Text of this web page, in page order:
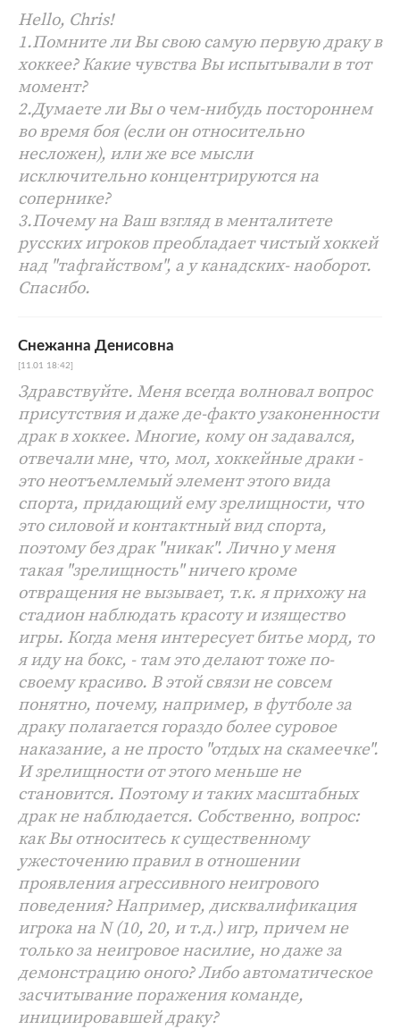
Hello, Chris!
1.Помните ли Вы свою самую первую драку в
хоккее? Какие чувства Вы испытывали в тот
момент?
2.Думаете ли Вы о чем-нибудь постороннем
во время боя (если он относительно
несложен), или же все мысли
исключительно концентрируются на
сопернике?
3.Почему на Ваш взгляд в менталитете
русских игроков преобладает чистый хоккей
над "тафгайством", а у канадских- наоборот.
Спасибо.
Снежанна Денисовна
[11.01 18:42]
Здравствуйте. Меня всегда волновал вопрос
присутствия и даже де-факто узаконенности
драк в хоккее. Многие, кому он задавался,
отвечали мне, что, мол, хоккейные драки -
это неотъемлемый элемент этого вида
спорта, придающий ему зрелищности, что
это силовой и контактный вид спорта,
поэтому без драк "никак". Лично у меня
такая "зрелищность" ничего кроме
отвращения не вызывает, т.к. я прихожу на
стадион наблюдать красоту и изящество
игры. Когда меня интересует битье морд, то
я иду на бокс, - там это делают тоже по-
своему красиво. В этой связи не совсем
понятно, почему, например, в футболе за
драку полагается гораздо более суровое
наказание, а не просто "отдых на скамеечке".
И зрелищности от этого меньше не
становится. Поэтому и таких масштабных
драк не наблюдается. Собственно, вопрос:
как Вы относитесь к существенному
ужесточению правил в отношении
проявления агрессивного неигрового
поведения? Например, дисквалификация
игрока на N (10, 20, и т.д.) игр, причем не
только за неигровое насилие, но даже за
демонстрацию оного? Либо автоматическое
засчитывание поражения команде,
инициировавшей драку?